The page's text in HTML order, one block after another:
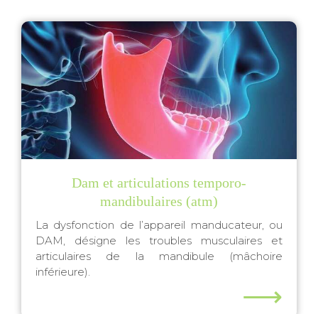
Dam et articulations temporo-
mandibulaires (atm)
La dysfonction de l’appareil manducateur, ou
DAM, désigne les troubles musculaires et
articulaires de la mandibule (mâchoire
inférieure).
⟶